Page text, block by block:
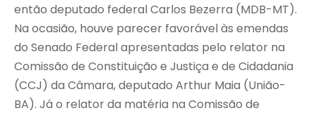
então deputado federal Carlos Bezerra (MDB-MT).
Na ocasião, houve parecer favorável às emendas
do Senado Federal apresentadas pelo relator na
Comissão de Constituição e Justiça e de Cidadania
(CCJ) da Câmara, deputado Arthur Maia (União-
BA). Já o relator da matéria na Comissão de